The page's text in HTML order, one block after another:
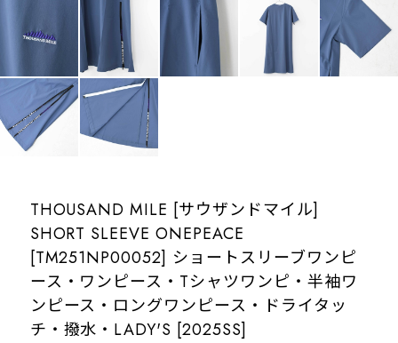
THOUSAND MILE [サウザンドマイル]
SHORT SLEEVE ONEPEACE
[TM251NP00052] ショートスリーブワンピ
ース・ワンピース・Tシャツワンピ・半袖ワ
ンピース・ロングワンピース・ドライタッ
チ・撥水・LADY'S [2025SS]